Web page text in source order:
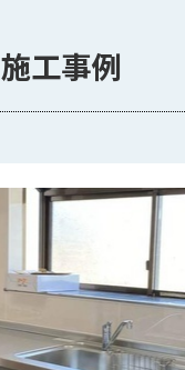
施工事例